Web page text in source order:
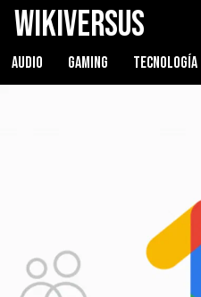
WikiVersus
AUDIO GAMING TECNOLOGÍA